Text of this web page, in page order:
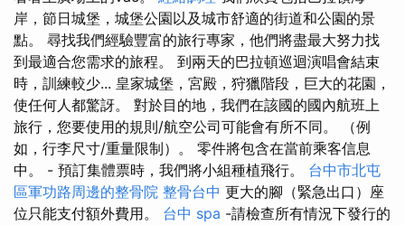
岸，節日城堡，城堡公園以及城市舒適的街道和公園的景
點。 尋找我們經驗豐富的旅行專家，他們將盡最大努力找
到最適合您需求的旅程。 到兩天的巴拉頓巡迴演唱會結束
時，訓練較少... 皇家城堡，宮殿，狩獵階段，巨大的花園，
使任何人都驚訝。 對於目的地，我們在該國的國內航班上
旅行，您要使用的規則/航空公司可能會有所不同。 （例
如，行李尺寸/重量限制）。 零件將包含在當前乘客信息
中。 - 預訂集體票時，我們將小組種植飛行。 台中市北屯
區軍功路周邊的整骨院 整骨台中 更大的腳（緊急出口）座
位只能支付額外費用。 台中 spa -請檢查所有情況下發行的